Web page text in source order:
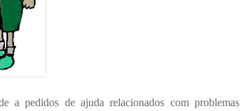
a pedidos de ajuda relacionados com problemas